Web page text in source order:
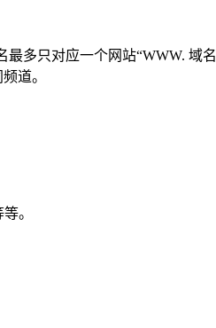
只对应一个网站“WWW. 域名
道。
。